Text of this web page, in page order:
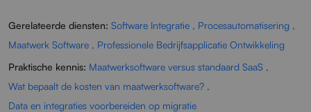
Gerelateerde diensten: Software Integratie , Procesautomatisering ,
Maatwerk Software , Professionele Bedrijfsapplicatie Ontwikkeling
Praktische kennis: Maatwerksoftware versus standaard SaaS ,
Wat bepaalt de kosten van maatwerksoftware? ,
Data en integraties voorbereiden op migratie